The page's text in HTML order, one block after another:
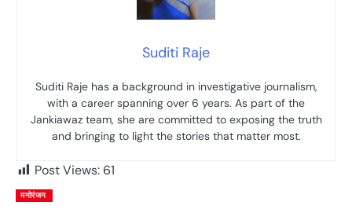
Suditi Raje
Suditi Raje has a background in investigative journalism,
with a career spanning over 6 years. As part of the
Jankiawaz team, she are committed to exposing the truth
and bringing to light the stories that matter most.
Post Views: 61
मनोरंजन